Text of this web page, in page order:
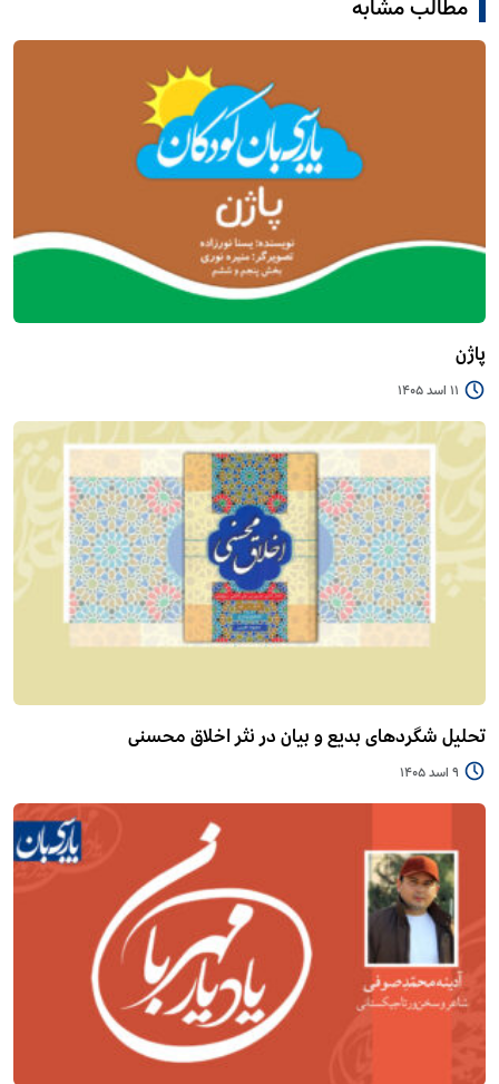
مطالب مشابه
پاژن
11 اسد 1405
تحلیل شگردهای بدیع و بیان در نثر اخلاق محسنی
9 اسد 1405